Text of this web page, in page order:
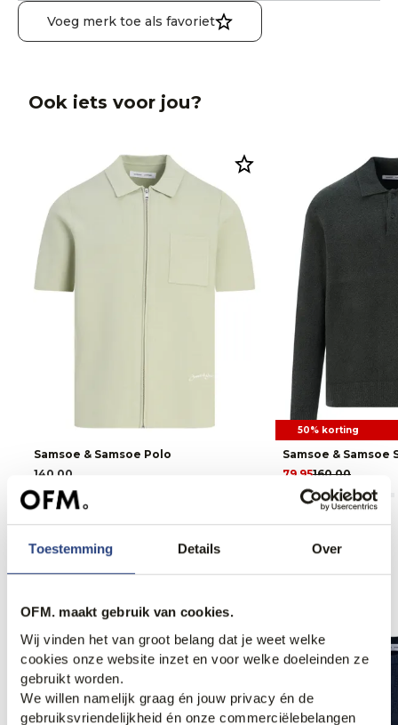
Toestemming Details Over
OFM. maakt gebruik van cookies.
Wij vinden het van groot belang dat je weet welke
cookies onze website inzet en voor welke doeleinden ze
gebruikt worden.
We willen namelijk graag én jouw privacy én de
gebruiksvriendelijkheid én onze commerciëlebelangen
Voeg merk toe als favoriet
Ook iets voor jou?
Samsoe & Samsoe Polo
140,00
50% korting
Samsoe & Samsoe
160,00
79,95
Anderen bekeken ook